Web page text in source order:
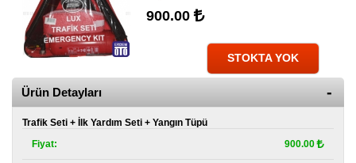
Ürünler
Banka
Hesapları
İletişim
Kategoriler
900.00
STOKTA YOK
Ürün Detayları
Trafik Seti + İlk Yardım Seti + Yangın Tüpü
Fiyat:
900.00